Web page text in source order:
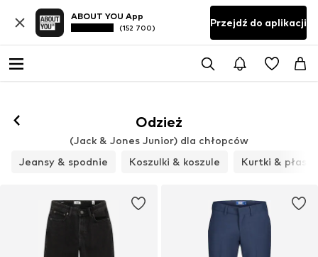
ABOUT YOU App
(152 700) Przejdź do aplikacji
Odzież
(Jack & Jones Junior) dla chłopców
Jeansy & spodnie
Koszulki & koszule Kurtki &